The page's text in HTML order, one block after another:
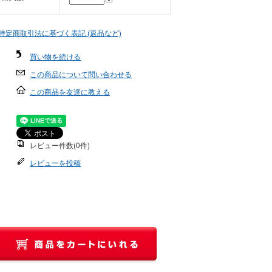
定商取引法に基づく表記 (返品など)
買い物を続ける
この商品について問い合わせる
この商品を友達に教える
レビュー件数(0件)
レビューを投稿